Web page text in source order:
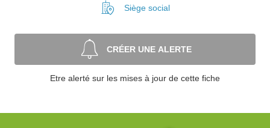
Siège social
CRÉER UNE ALERTE
Etre alerté sur les mises à jour de cette fiche